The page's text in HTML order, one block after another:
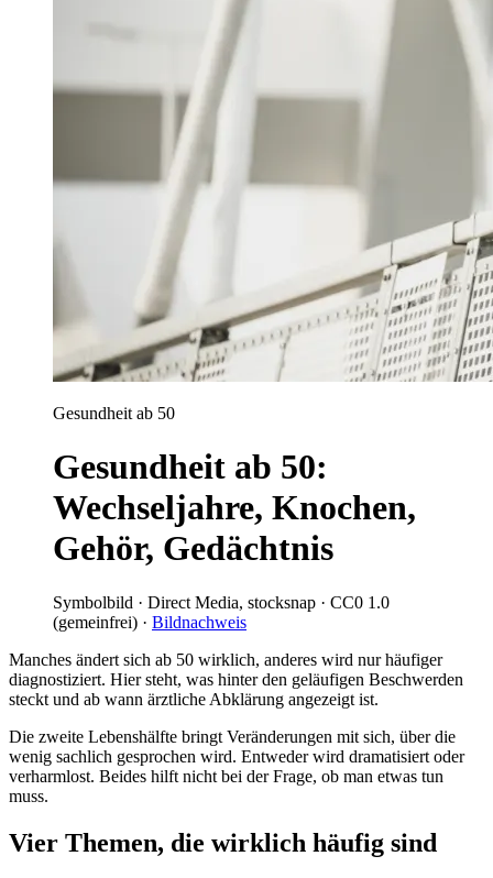
Gesundheit ab 50
Gesundheit ab 50:
Wechseljahre, Knochen,
Gehör, Gedächtnis
Symbolbild · Direct Media, stocksnap · CC0 1.0
(gemeinfrei) · Bildnachweis
Manches ändert sich ab 50 wirklich, anderes wird nur häufiger
diagnostiziert. Hier steht, was hinter den geläufigen Beschwerden
steckt und ab wann ärztliche Abklärung angezeigt ist.
Die zweite Lebenshälfte bringt Veränderungen mit sich, über die
wenig sachlich gesprochen wird. Entweder wird dramatisiert oder
verharmlost. Beides hilft nicht bei der Frage, ob man etwas tun
muss.
Vier Themen, die wirklich häufig sind